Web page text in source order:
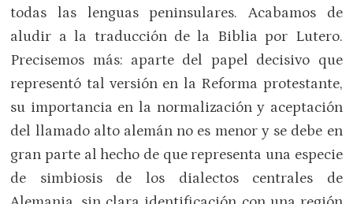
todas las lenguas peninsulares. Acabamos de
aludir a la traducción de la Biblia por Lutero.
Precisemos más: aparte del papel decisivo que
representó tal versión en la Reforma protestante,
su importancia en la normalización y aceptación
del llamado alto alemán no es menor y se debe en
gran parte al hecho de que representa una especie
de simbiosis de los dialectos centrales de